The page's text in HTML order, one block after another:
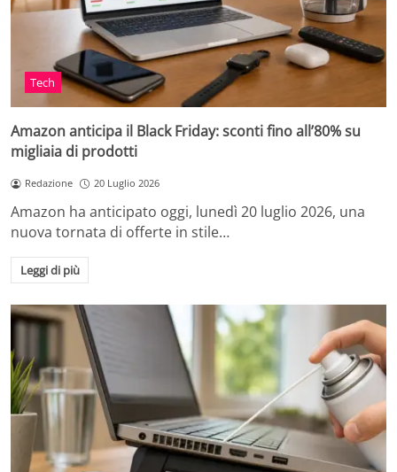
Tech
Amazon anticipa il Black Friday: sconti fino all’80% su
migliaia di prodotti
Redazione 20 Luglio 2026
Amazon ha anticipato oggi, lunedì 20 luglio 2026, una
nuova tornata di offerte in stile…
Leggi di più